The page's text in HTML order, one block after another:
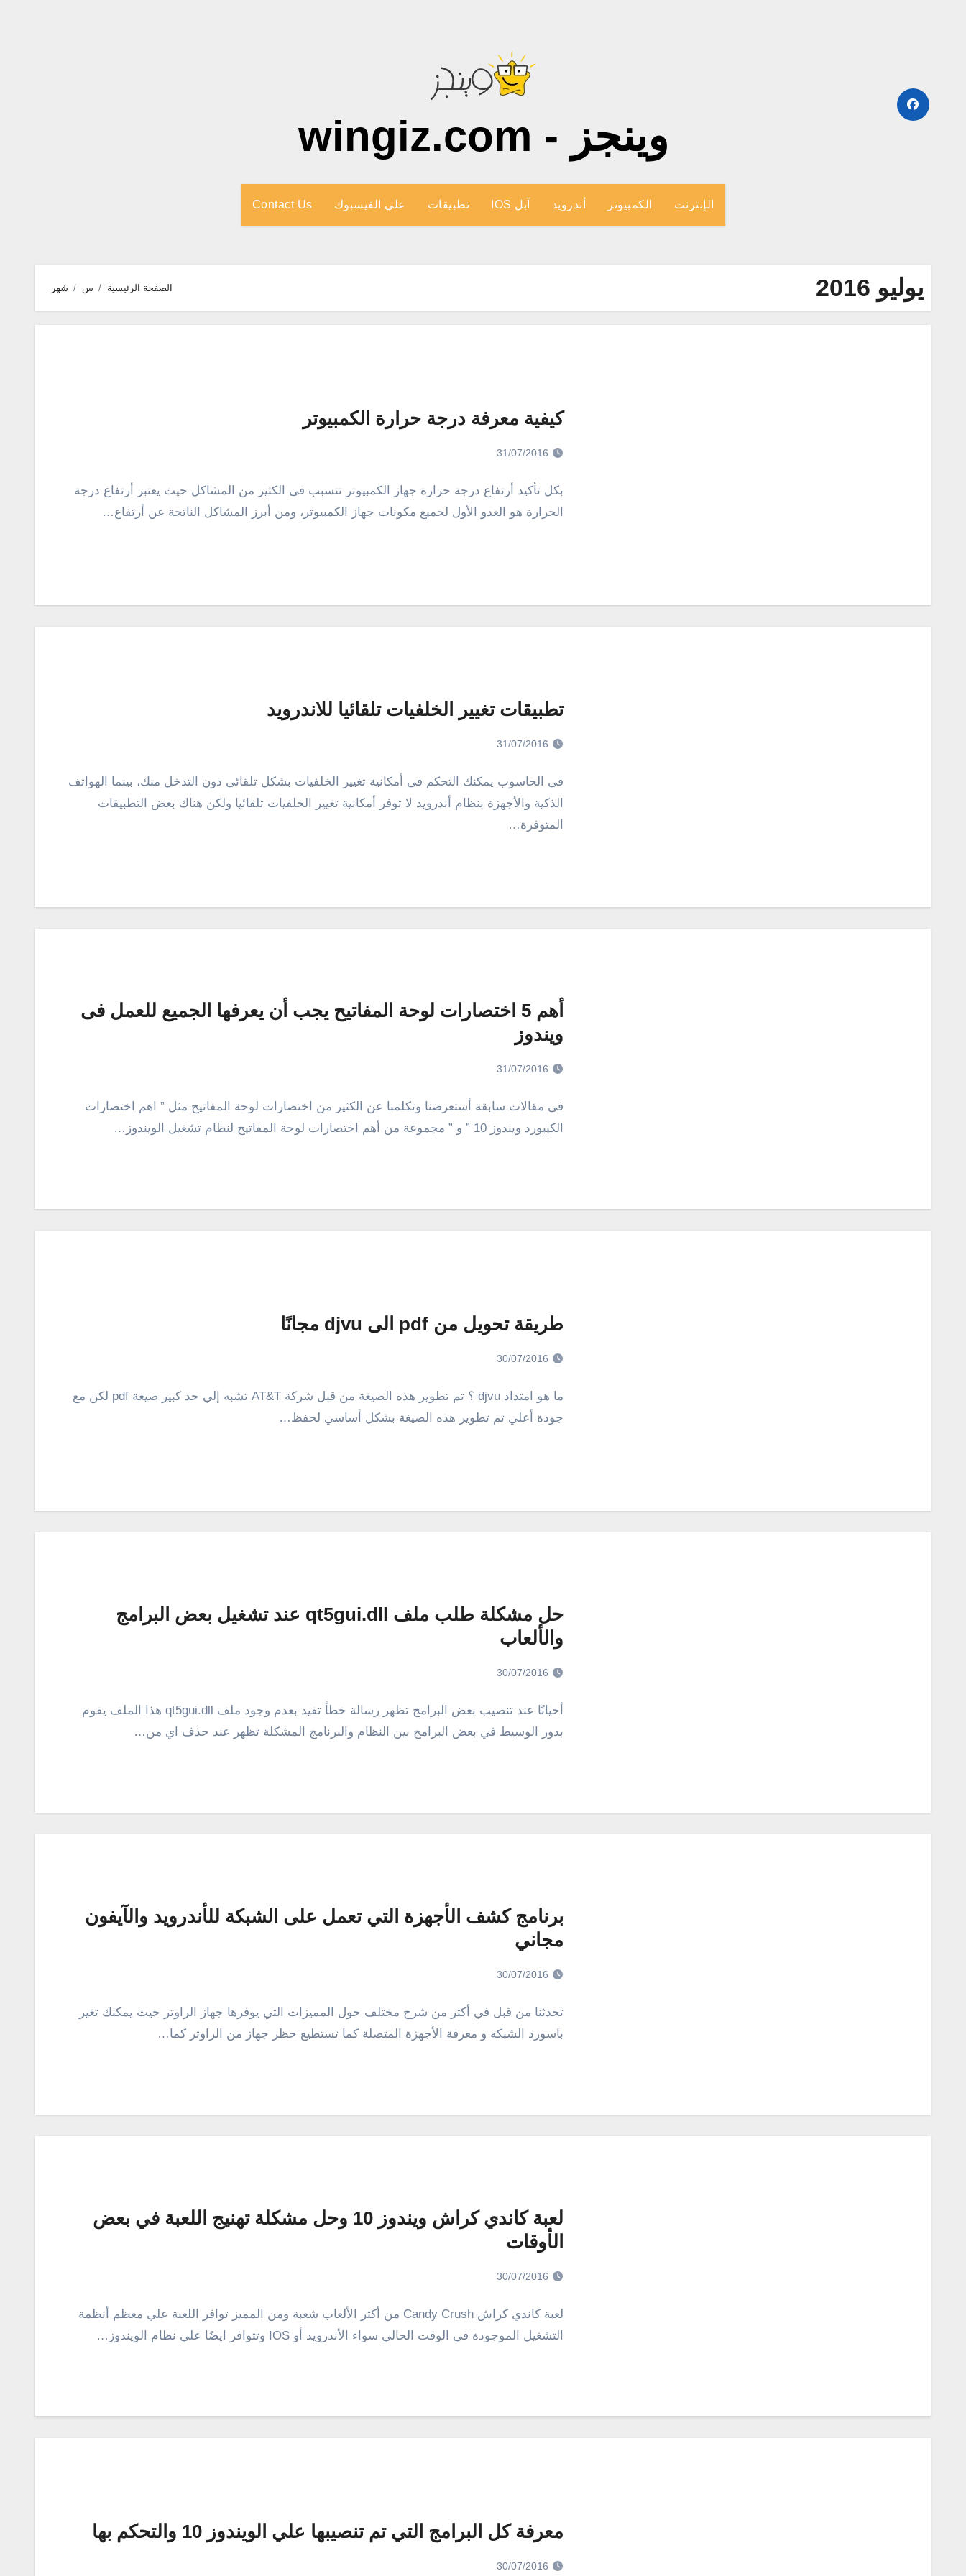
وينجز - wingiz.com
الإنترنت الكمبيوتر أندرويد آبل IOS تطبيقات علي الفيسبوك Contact Us
يوليو 2016 الصفحة الرئيسية س شهر
كيفية معرفة درجة حرارة الكمبيوتر
31/07/2016
بكل تأكيد أرتفاع درجة حرارة جهاز الكمبيوتر تتسبب فى الكثير من المشاكل حيث يعتبر أرتفاع درجة
الحرارة هو العدو الأول لجميع مكونات جهاز الكمبيوتر، ومن أبرز المشاكل الناتجة عن أرتفاع…
تطبيقات تغيير الخلفيات تلقائيا للاندرويد
31/07/2016
فى الحاسوب يمكنك التحكم فى أمكانية تغيير الخلفيات بشكل تلقائى دون التدخل منك، بينما الهواتف
الذكية والأجهزة بنظام أندرويد لا توفر أمكانية تغيير الخلفيات تلقائيا ولكن هناك بعض التطبيقات
المتوفرة…
أهم 5 اختصارات لوحة المفاتيح يجب أن يعرفها الجميع للعمل فى
ويندوز
31/07/2016
فى مقالات سابقة أستعرضنا وتكلمنا عن الكثير من اختصارات لوحة المفاتيح مثل ” اهم اختصارات
الكيبورد ويندوز 10 ” و ” مجموعة من أهم اختصارات لوحة المفاتيح لنظام تشغيل الويندوز…
طريقة تحويل من pdf الى djvu مجانًا
30/07/2016
ما هو امتداد djvu ؟ تم تطوير هذه الصيغة من قبل شركة AT&T تشبه إلي حد كبير صيغة pdf لكن مع
جودة أعلي تم تطوير هذه الصيغة بشكل أساسي لحفظ…
حل مشكلة طلب ملف qt5gui.dll عند تشغيل بعض البرامج
والألعاب
30/07/2016
أحيانًا عند تنصيب بعض البرامج تظهر رسالة خطأ تفيد بعدم وجود ملف qt5gui.dll هذا الملف يقوم
بدور الوسيط في بعض البرامج بين النظام والبرنامج المشكلة تظهر عند حذف اي من…
برنامج كشف الأجهزة التي تعمل على الشبكة للأندرويد والآيفون
مجاني
30/07/2016
تحدثنا من قبل في أكثر من شرح مختلف حول المميزات التي يوفرها جهاز الراوتر حيث يمكنك تغير
باسورد الشبكه و معرفة الأجهزة المتصلة كما تستطيع حظر جهاز من الراوتر كما…
لعبة كاندي كراش ويندوز 10 وحل مشكلة تهنيج اللعبة في بعض
الأوقات
30/07/2016
لعبة كاندي كراش Candy Crush من أكثر الألعاب شعبة ومن المميز توافر اللعبة علي معظم أنظمة
التشغيل الموجودة في الوقت الحالي سواء الأندرويد أو IOS وتتوافر ايضًا علي نظام الويندوز…
معرفة كل البرامج التي تم تنصيبها علي الويندوز 10 والتحكم بها
30/07/2016